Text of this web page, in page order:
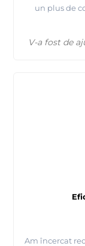
un plus de
V-a fost de
Am încercat